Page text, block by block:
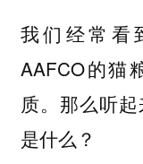
我们经常看
AAFCO的猫
质。那么听
是什么？